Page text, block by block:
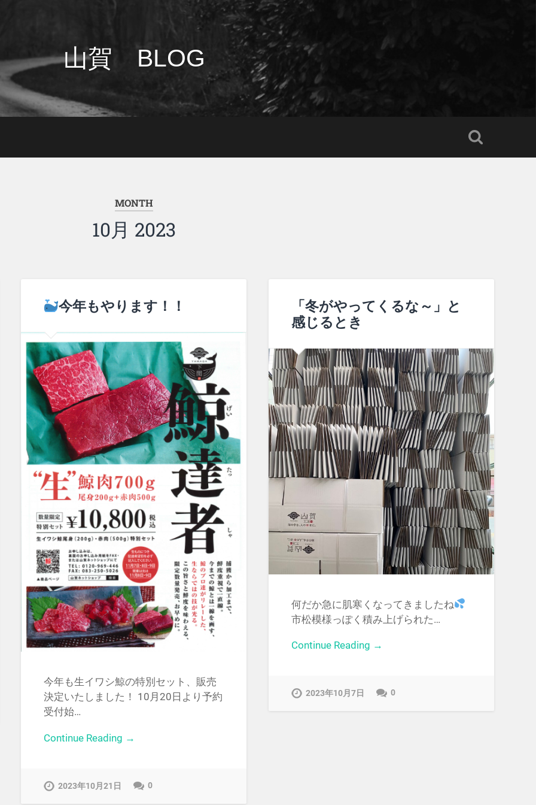
山賀 BLOG
MONTH
10月 2023
今年もやります！！
今年も生イワシ鯨の特別セット、販売
決定いたしました！ 10月20日より予約
受付始…
Continue Reading →
2023年10月21日 0
「冬がやってくるな～」と
感じるとき
何だか急に肌寒くなってきましたね
市松模様っぽく積み上げられた…
Continue Reading →
2023年10月7日 0